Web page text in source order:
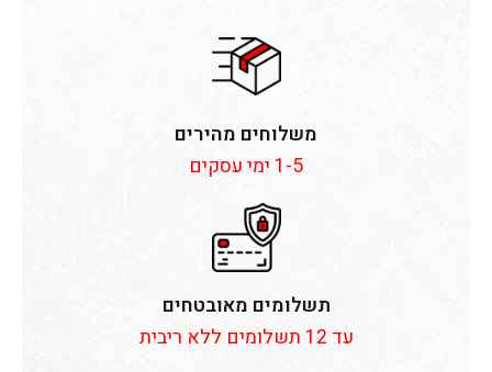
משלוחים מהירים
1-5 ימי עסקים
תשלומים מאובטחים
עד 12 תשלומים ללא ריבית